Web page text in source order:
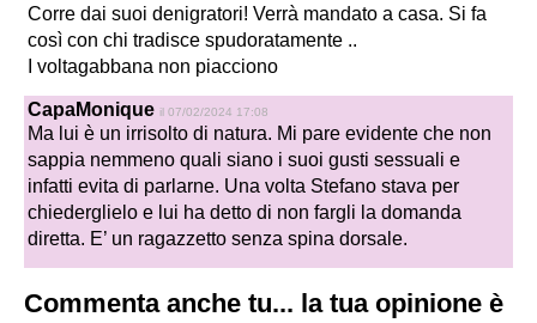
Corre dai suoi denigratori! Verrà mandato a casa. Si fa
così con chi tradisce spudoratamente ..
I voltagabbana non piacciono
CapaMonique il 07/02/2024 17:08
Ma lui è un irrisolto di natura. Mi pare evidente che non
sappia nemmeno quali siano i suoi gusti sessuali e
infatti evita di parlarne. Una volta Stefano stava per
chiederglielo e lui ha detto di non fargli la domanda
diretta. E’ un ragazzetto senza spina dorsale.
Commenta anche tu... la tua opinione è